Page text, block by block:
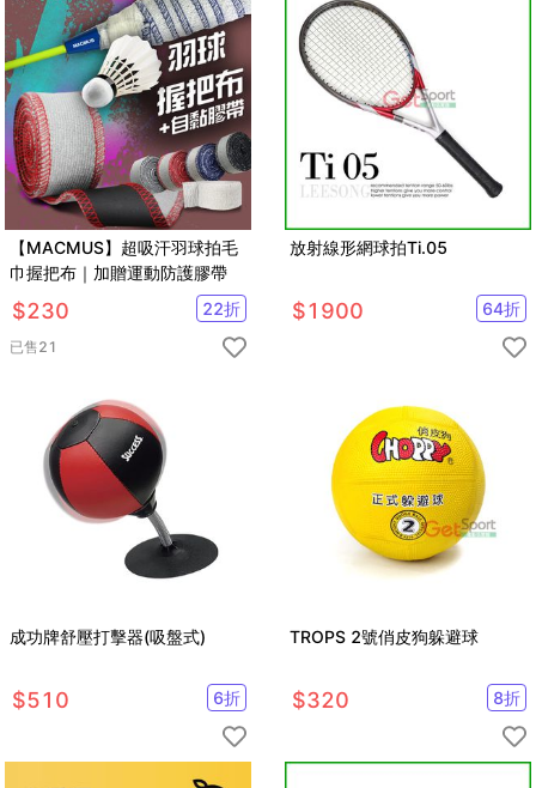
【MACMUS】超吸汗羽球拍毛
巾握把布｜加贈運動防護膠帶
$230 22折
已售21
放射線形網球拍Ti.05
$1900 64折
成功牌舒壓打擊器(吸盤式)
$510 6折
TROPS 2號俏皮狗躲避球
$320 8折